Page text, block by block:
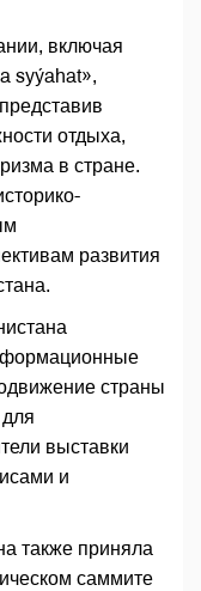
включая
syýahat»,
отдыха,
в стране.
развития
страны
выставки
и
также приняла
саммите